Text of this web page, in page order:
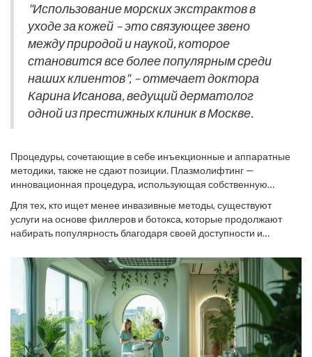
долгого восстановления.
оказывают увлажняющее и тонизирующее действие. Известно,
что минералы и витамины, содержащиеся в морских растениях,
заметно улучшают текстуру кожи, добавляя ей здоровое сияние
и упругость.
"Использование морских экстрактов в
уходе за кожей – это связующее звено
между природой и наукой, которое
становится все более популярным среди
наших клиентов", – отмечает доктора
Карина Исанова, ведущий дерматолог
одной из престижных клиник в Москве.
Процедуры, сочетающие в себе инъекционные и аппаратные
методики, также не сдают позиции. Плазмолифтинг —
инновационная процедура, использующая собственную
глубокого омоложения тканей. Этот метод интенсивно питает и
увлажняет кожу, а главное — практически исключает побочные
эффекты. Исследования показывают, что плазмолифтинг
улучшает текстуру и тонус кожи.
Для тех, кто ищет менее инвазивные методы, существуют
услуги на основе филлеров и ботокса, которые продолжают
набирать популярность благодаря своей доступности и
включает компоненты, максимально совместимые с кожей, что
минимизирует риск аллергических реакций и дает
естественные результаты. Совершенствование препаратов
позволяет достичь гармонии в чертах лица, подчеркнуть
достоинства и нивелировать недостатки.